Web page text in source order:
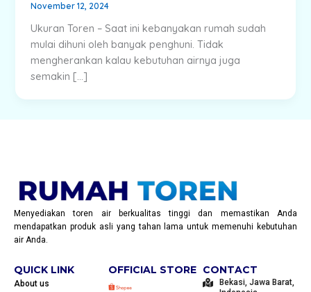
November 12, 2024
Ukuran Toren – Saat ini kebanyakan rumah sudah
mulai dihuni oleh banyak penghuni. Tidak
mengherankan kalau kebutuhan airnya juga
semakin […]
Menyediakan toren air berkualitas tinggi dan memastikan Anda
mendapatkan produk asli yang tahan lama untuk memenuhi kebutuhan
air Anda.
QUICK LINK
About us
OFFICIAL STORE CONTACT
Bekasi, Jawa Barat,